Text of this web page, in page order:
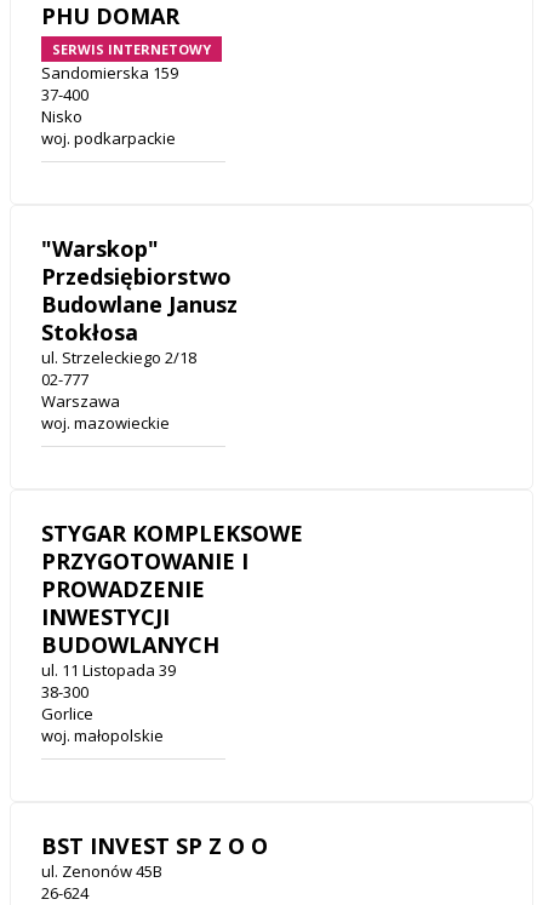
PHU DOMAR
SERWIS INTERNETOWY
Sandomierska 159
37-400
Nisko
woj. podkarpackie
"Warskop"
Przedsiębiorstwo
Budowlane Janusz
Stokłosa
ul. Strzeleckiego 2/18
02-777
Warszawa
woj. mazowieckie
STYGAR KOMPLEKSOWE
PRZYGOTOWANIE I
PROWADZENIE
INWESTYCJI
BUDOWLANYCH
ul. 11 Listopada 39
38-300
Gorlice
woj. małopolskie
BST INVEST SP Z O O
ul. Zenonów 45B
26-624